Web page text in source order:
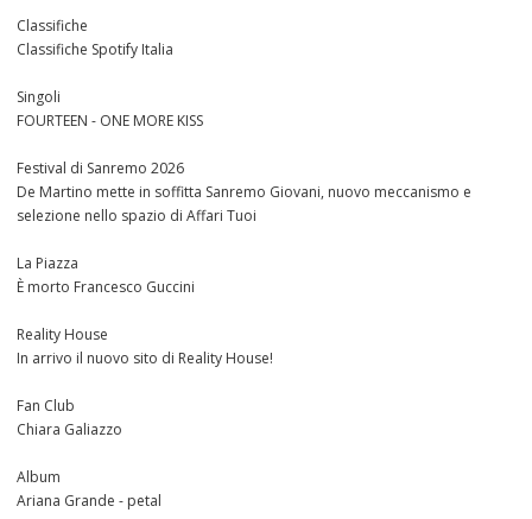
Classifiche
Classifiche Spotify Italia
Singoli
FOURTEEN - ONE MORE KISS
Festival di Sanremo 2026
De Martino mette in soffitta Sanremo Giovani, nuovo meccanismo e
selezione nello spazio di Affari Tuoi
La Piazza
È morto Francesco Guccini
Reality House
In arrivo il nuovo sito di Reality House!
Fan Club
Chiara Galiazzo
Album
Ariana Grande - petal